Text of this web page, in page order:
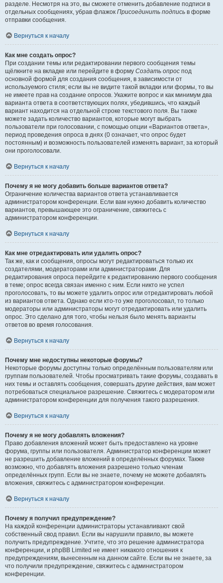
разделе. Несмотря на это, вы сможете отменить добавление подписи в
отдельных сообщениях, убрав флажок Присоединить подпись в форме
отправки сообщения.
Вернуться к началу
Как мне создать опрос?
При создании темы или редактировании первого сообщения темы
щёлкните на вкладке или перейдите в форму Создать опрос под
основной формой для создания сообщения, в зависимости от
используемого стиля; если вы не видите такой вкладки или формы, то вы
не имеете прав на создание опросов. Укажите вопрос и как минимум два
варианта ответа в соответствующих полях, убедившись, что каждый
вариант находится на отдельной строке текстового поля. Вы также
можете задать количество вариантов, которые могут выбрать
пользователи при голосовании, с помощью опции «Вариантов ответа»,
период проведения опроса в днях (0 означает, что опрос будет
постоянным) и возможность пользователей изменять вариант, за который
они проголосовали.
Вернуться к началу
Почему я не могу добавить больше вариантов ответа?
Ограничение количества вариантов ответа устанавливается
администратором конференции. Если вам нужно добавить количество
вариантов, превышающее это ограничение, свяжитесь с
администратором конференции.
Вернуться к началу
Как мне отредактировать или удалить опрос?
Так же, как и сообщения, опросы могут редактироваться только их
создателями, модераторами или администраторами. Для
редактирования опроса перейдите к редактированию первого сообщения
в теме; опрос всегда связан именно с ним. Если никто не успел
проголосовать, то вы можете удалить опрос или отредактировать любой
из вариантов ответа. Однако если кто-то уже проголосовал, то только
модераторы или администраторы могут отредактировать или удалить
опрос. Это сделано для того, чтобы нельзя было менять варианты
ответов во время голосования.
Вернуться к началу
Почему мне недоступны некоторые форумы?
Некоторые форумы доступны только определённым пользователям или
группам пользователей. Чтобы просматривать такие форумы, создавать в
них темы и оставлять сообщения, совершать другие действия, вам может
потребоваться специальное разрешение. Свяжитесь с модератором или
администратором конференции для получения такого разрешения.
Вернуться к началу
Почему я не могу добавлять вложения?
Право добавления вложений может быть предоставлено на уровне
форума, группы или пользователя. Администратор конференции может
не разрешить добавление вложений в определённых форумах. Также
возможно, что добавлять вложения разрешено только членам
определённых групп. Если вы не знаете, почему не можете добавлять
вложения, свяжитесь с администратором конференции.
Вернуться к началу
Почему я получил предупреждение?
На каждой конференции администраторы устанавливают свой
собственный свод правил. Если вы нарушили правило, вы можете
получить предупреждение. Учтите, что это решение администратора
конференции, и phpBB Limited не имеет никакого отношения к
предупреждениям, вынесенным на данном сайте. Если вы не знаете, за
что получили предупреждение, свяжитесь с администратором
конференции.